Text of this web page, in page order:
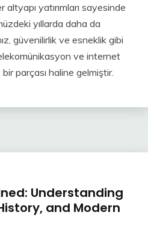
yatırımları sayesinde
yıllarda daha da
güvenilirlik ve esneklik gibi
ve internet
parçası haline gelmiştir.
Understanding
and Modern